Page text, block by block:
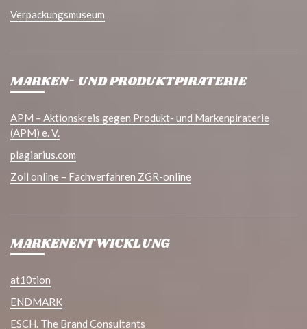
Verpackungsmuseum
MARKEN- UND PRODUKTPIRATERIE
APM – Aktionskreis gegen Produkt- und Markenpiraterie
(APM) e. V.
plagiarius.com
Zoll online – Fachverfahren ZGR-online
MARKENENTWICKLUNG
at10tion
ENDMARK
ESCH. The Brand Consultants